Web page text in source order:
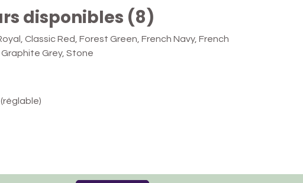
disponibles (8)
Classic Red, Forest Green, French Navy, French
Grey, Stone